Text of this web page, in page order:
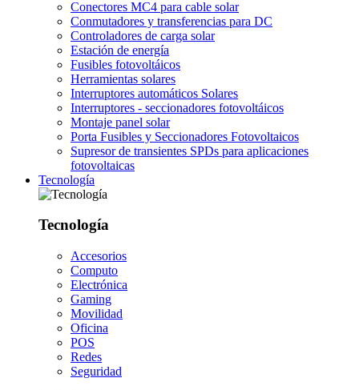
Conectores MC4 para cable solar
Conmutadores y transferencias para DC
Controladores de carga solar
Estación de energía
Fusibles fotovoltáicos
Herramientas solares
Interruptores automáticos Solares
Interruptores - seccionadores fotovoltáicos
Montaje panel solar
Porta Fusibles y Seccionadores Fotovoltaicos
Supresor de transientes SPDs para aplicaciones
fotovoltaicas
Tecnología
Tecnología
Accesorios
Computo
Electrónica
Gaming
Movilidad
Oficina
POS
Redes
Seguridad